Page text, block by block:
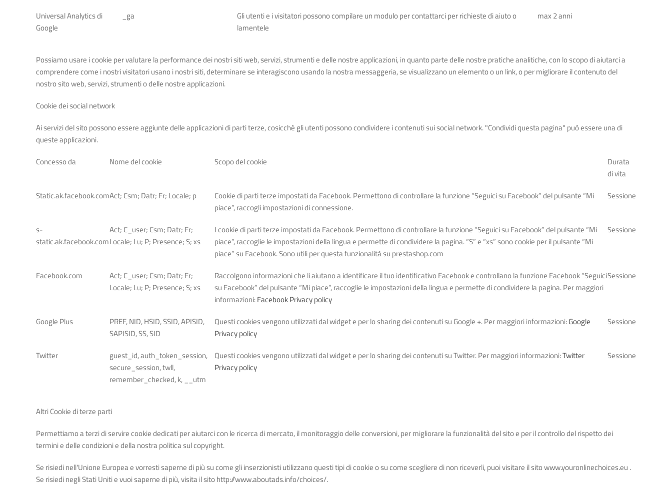
Universal Analytics di
Google
_ga
Gli utenti e i visitatori possono compilare un modulo per contattarci per richieste di aiuto o
lamentele
max 2 anni
Possiamo usare i cookie per valutare la performance dei nostri siti web, servizi, strumenti e delle nostre applicazioni, in quanto parte delle nostre pratiche analitiche, con lo scopo di aiutarci a
comprendere come i nostri visitatori usano i nostri siti, determinare se interagiscono usando la nostra messaggeria, se visualizzano un elemento o un link, o per migliorare il contenuto del
nostro sito web, servizi, strumenti o delle nostre applicazioni.
Cookie dei social network
Ai servizi del sito possono essere aggiunte delle applicazioni di parti terze, cosicché gli utenti possono condividere i contenuti sui social network. "Condividi questa pagina" può essere una di
queste applicazioni.
Concesso da
Nome del cookie Scopo del cookie
Durata
di vita
Static.ak.facebook.comAct; Csm; Datr; Fr; Locale; p
Cookie di parti terze impostati da Facebook. Permettono di controllare la funzione “Seguici su Facebook” del pulsante “Mi
piace”, raccogli impostazioni di connessione.
Sessione
s-
static.ak.facebook.com
Act; C_user; Csm; Datr; Fr;
Locale; Lu; P; Presence; S; xs
I cookie di parti terze impostati da Facebook. Permettono di controllare la funzione “Seguici su Facebook” del pulsante “Mi
piace”, raccoglie le impostazioni della lingua e permette di condividere la pagina. “S” e “xs” sono cookie per il pulsante “Mi
piace” su Facebook. Sono utili per questa funzionalità su prestashop.com
Sessione
Facebook.com
Act; C_user; Csm; Datr; Fr;
Locale; Lu; P; Presence; S; xs
Raccolgono informazioni che li aiutano a identificare il tuo identificativo Facebook e controllano la funzione Facebook “Seguici
su Facebook” del pulsante “Mi piace”, raccoglie le impostazioni della lingua e permette di condividere la pagina. Per maggiori
informazioni:Facebook Privacy policy
Sessione
Google Plus
PREF, NID, HSID, SSID, APISID,
SAPISID, SS, SID
Questi cookies vengono utilizzati dal widget e per lo sharing dei contenuti su Google +. Per maggiori informazioni:Google
Privacy policy
Sessione
Twitter
guest_id, auth_token_session,
secure_session, twll,
remember_checked, k, __utm
Questi cookies vengono utilizzati dal widget e per lo sharing dei contenuti su Twitter. Per maggiori informazioni:Twitter
Privacy policy
Sessione
Altri Cookie di terze parti
Permettiamo a terzi di servire cookie dedicati per aiutarci con le ricerca di mercato, il monitoraggio delle conversioni, per migliorare la funzionalità del sito e per il controllo del rispetto dei
termini e delle condizioni e della nostra politica sul copyright.
Se risiedi nell'Unione Europea e vorresti saperne di più su come gli inserzionisti utilizzano questi tipi di cookie o su come scegliere di non riceverli, puoi visitare il sito www.youronlinechoices.eu .
Se risiedi negli Stati Uniti e vuoi saperne di più, visita il sito http://www.aboutads.info/choices/.